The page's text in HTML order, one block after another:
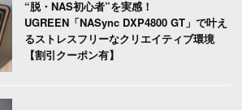
“脱・NAS初心者”を実感！
UGREEN「NASync DXP4800 GT」で叶え
るストレスフリーなクリエイティブ環境
【割引クーポン有】